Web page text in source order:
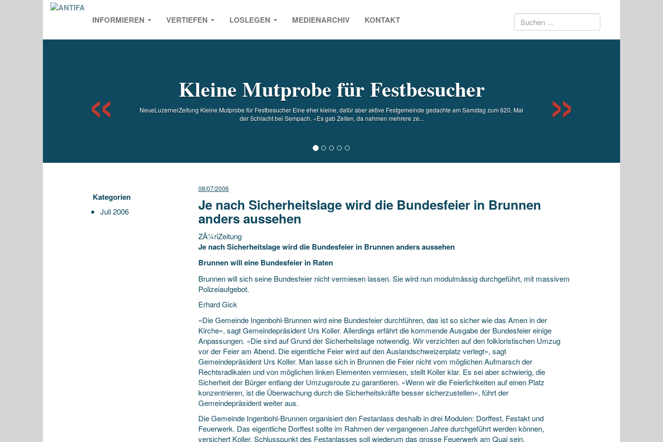
INFORMIEREN VERTIEFEN LOSLEGEN MEDIENARCHIV KONTAKT Suchen
Kleine Mutprobe für Festbesucher
NeueLuzernerZeitung Kleine Mutprobe für Festbesucher Eine eher kleine, dafür aber aktive Festgemeinde gedachte am Samstag zum 620. Mal
der Schlacht bei Sempach. «Es gab Zeiten, da nahmen mehrere ze...
Kategorien
Juli 2006
08/07/2006
Je nach Sicherheitslage wird die Bundesfeier in Brunnen
anders aussehen
ZÃ¼riZeitung
Je nach Sicherheitslage wird die Bundesfeier in Brunnen anders aussehen
Brunnen will eine Bundesfeier in Raten
Brunnen will sich seine Bundesfeier nicht vermiesen lassen. Sie wird nun modulmässig durchgeführt, mit massivem
Polizeiaufgebot.
Erhard Gick
«Die Gemeinde Ingenbohl-Brunnen wird eine Bundesfeier durchführen, das ist so sicher wie das Amen in der
Kirche», sagt Gemeindepräsident Urs Koller. Allerdings erfährt die kommende Ausgabe der Bundesfeier einige
Anpassungen. «Die sind auf Grund der Sicherheitslage notwendig. Wir verzichten auf den folkloristischen Umzug
vor der Feier am Abend. Die eigentliche Feier wird auf den Auslandschweizerplatz verlegt», sagt
Gemeindepräsident Urs Koller. Man lasse sich in Brunnen die Feier nicht vom möglichen Aufmarsch der
Rechtsradikalen und von möglichen linken Elementen vermiesen, stellt Koller klar. Es sei aber schwierig, die
Sicherheit der Bürger entlang der Umzugsroute zu garantieren. «Wenn wir die Feierlichkeiten auf einen Platz
konzentrieren, ist die Überwachung durch die Sicherheitskräfte besser sicherzustellen», führt der
Gemeindepräsident weiter aus.
Die Gemeinde Ingenbohl-Brunnen organisiert den Festanlass deshalb in drei Modulen: Dorffest, Festakt und
Feuerwerk. Das eigentliche Dorffest sollte im Rahmen der vergangenen Jahre durchgeführt werden können,
versichert Koller. Schlusspunkt des Festanlasses soll wiederum das grosse Feuerwerk am Quai sein.